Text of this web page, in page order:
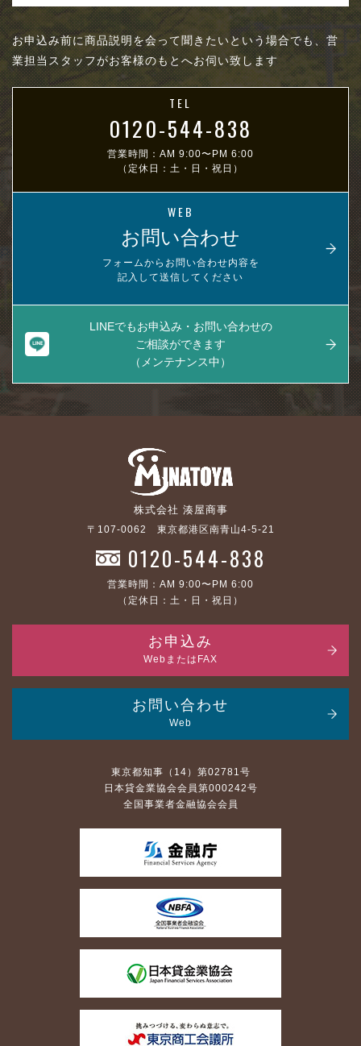
お申込み前に商品説明を会って聞きたいという場合でも、営
業担当スタッフがお客様のもとへお伺い致します
TEL
0120-544-838
営業時間：AM 9:00〜PM 6:00
（定休日：土・日・祝日）
WEB
お問い合わせ
フォームからお問い合わせ内容を
記入して送信してください
LINEでもお申込み・お問い合わせの
ご相談ができます
（メンテナンス中）
株式会社 湊屋商事
〒107-0062 東京都港区南青山4-5-21
0120-544-838
営業時間：AM 9:00〜PM 6:00
（定休日：土・日・祝日）
お申込み
WebまたはFAX
お問い合わせ
Web
東京都知事（14）第02781号
日本貸金業協会会員第000242号
全国事業者金融協会会員